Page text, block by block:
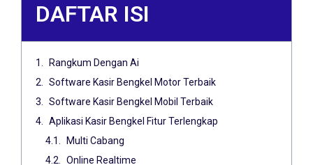
DAFTAR ISI
Rangkum Dengan Ai
Software Kasir Bengkel Motor Terbaik
Software Kasir Bengkel Mobil Terbaik
Aplikasi Kasir Bengkel Fitur Terlengkap
Multi Cabang
Online Realtime